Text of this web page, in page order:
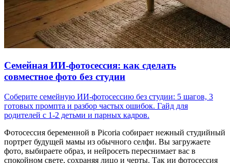
Семейная ИИ-фотосессия: как сделать
совместное фото без студии
Соберите семейную ИИ-фотосессию без студии: 5 шагов, 3
готовых промпта и разбор частых ошибок. Гайд для
родителей с 1-2 детьми и парных кадров.
Фотосессия беременной в Picoria собирает нежный студийный
портрет будущей мамы из обычного селфи. Вы загружаете
фото, выбираете образ, и нейросеть переснимает вас в
спокойном свете, сохраняя лицо и черты. Так ии фотосессия